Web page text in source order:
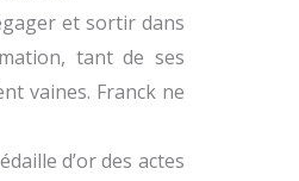
et sortir dans
tant de ses
vaines. Franck ne
d’or des actes